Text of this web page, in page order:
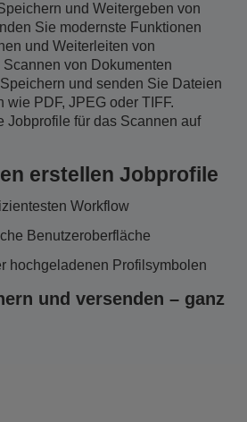
und Weitergeben von
Sie modernste Funktionen
und Weiterleiten von
von Dokumenten
und senden Sie Dateien
wie PDF, JPEG oder TIFF.
Jobprofile für das Scannen auf
erstellen Jobprofile
Workflow
Benutzeroberfläche
hochgeladenen Profilsymbolen
und versenden – ganz